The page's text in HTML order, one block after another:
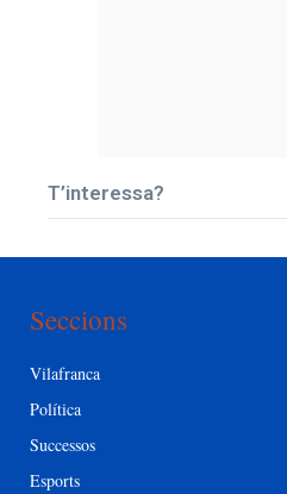
T’interessa?
Seccions
Vilafranca
Política
Successos
Esports